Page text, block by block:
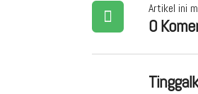
Artikel ini
0